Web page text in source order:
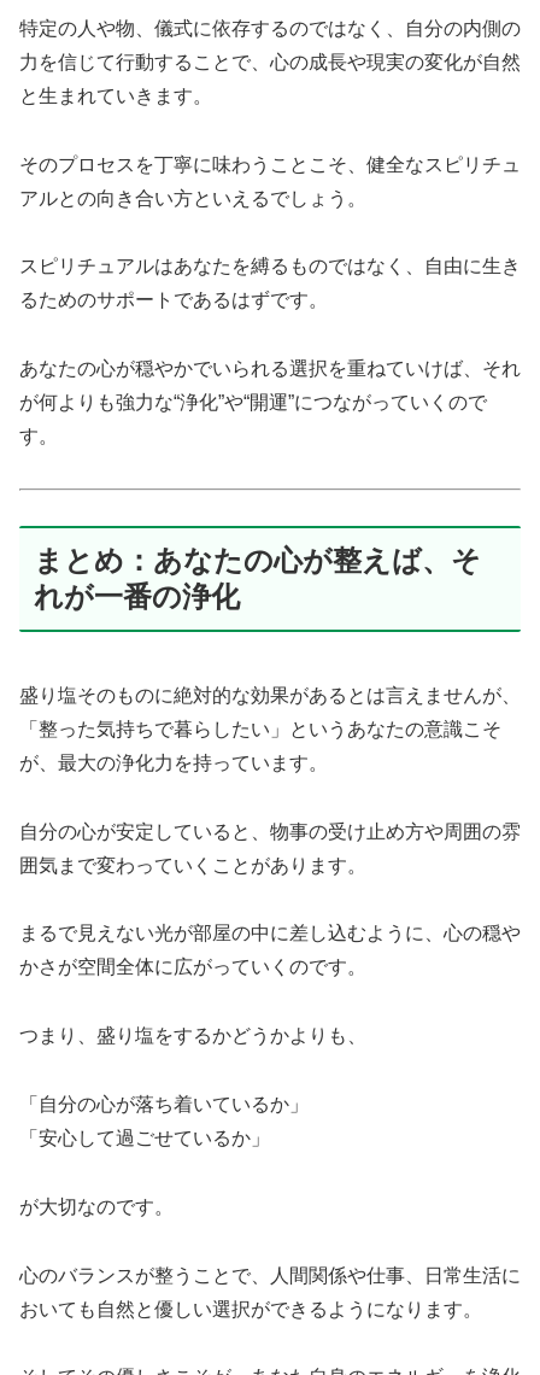
特定の人や物、儀式に依存するのではなく、自分の内側の
力を信じて行動することで、心の成長や現実の変化が自然
と生まれていきます。
そのプロセスを丁寧に味わうことこそ、健全なスピリチュ
アルとの向き合い方といえるでしょう。
スピリチュアルはあなたを縛るものではなく、自由に生き
るためのサポートであるはずです。
あなたの心が穏やかでいられる選択を重ねていけば、それ
が何よりも強力な“浄化”や“開運”につながっていくので
す。
まとめ：あなたの心が整えば、そ
れが一番の浄化
盛り塩そのものに絶対的な効果があるとは言えませんが、
「整った気持ちで暮らしたい」というあなたの意識こそ
が、最大の浄化力を持っています。
自分の心が安定していると、物事の受け止め方や周囲の雰
囲気まで変わっていくことがあります。
まるで見えない光が部屋の中に差し込むように、心の穏や
かさが空間全体に広がっていくのです。
つまり、盛り塩をするかどうかよりも、
「自分の心が落ち着いているか」
「安心して過ごせているか」
が大切なのです。
心のバランスが整うことで、人間関係や仕事、日常生活に
おいても自然と優しい選択ができるようになります。